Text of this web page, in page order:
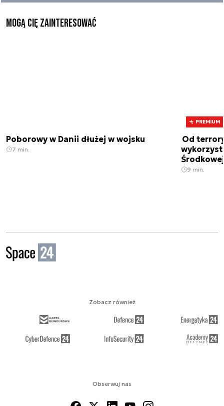
Mogą Cię zainteresować
Poborowy w Danii dłużej w wojsku
7 min.
PREMIUM
Od
Środkowej
9 min.
Obserwuj nas
Zobacz również